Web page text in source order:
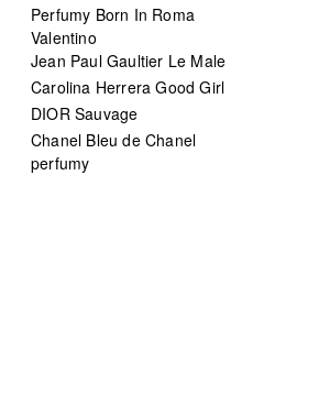
Perfumy Born In Roma
Valentino
Jean Paul Gaultier Le Male
Carolina Herrera Good Girl
DIOR Sauvage
Chanel Bleu de Chanel
perfumy